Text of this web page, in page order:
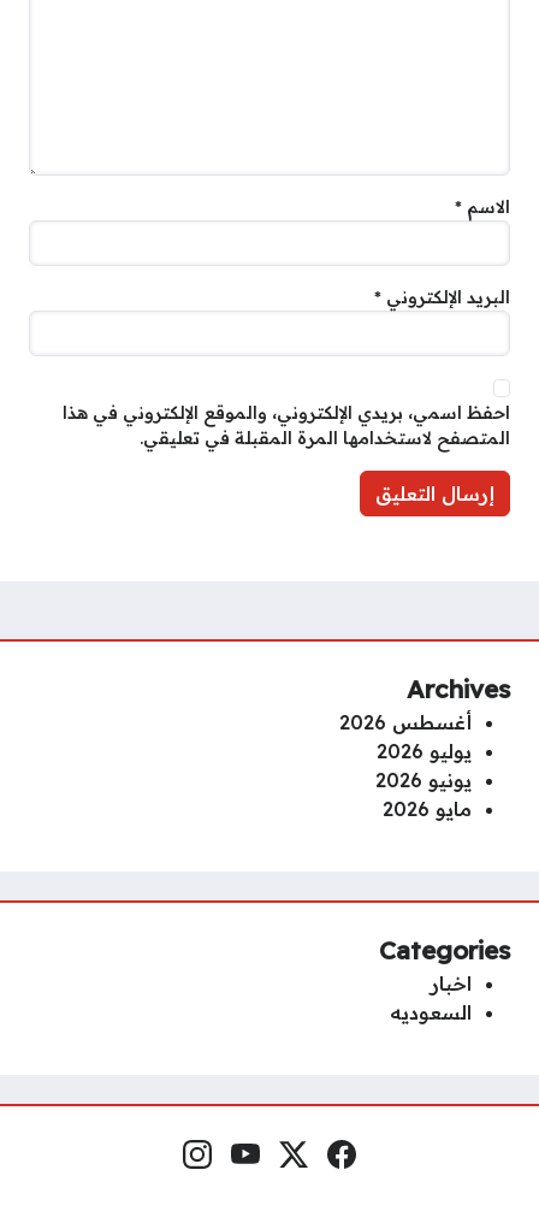
الاسم *
البريد الإلكتروني *
احفظ اسمي، بريدي الإلكتروني، والموقع الإلكتروني في هذا
المتصفح لاستخدامها المرة المقبلة في تعليقي.
Archives
أغسطس 2026
يوليو 2026
يونيو 2026
مايو 2026
Categories
اخبار
السعوديه
مواقع التواصل فيسبوكمنصة إكس
يوتيوبإنستغرام